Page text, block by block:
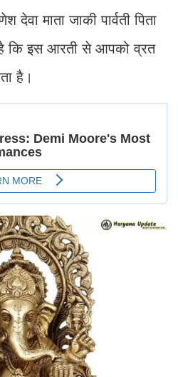
माता जाकी पार्वती पिता
है क‍ि इस आरती से आपको व्रत
है।